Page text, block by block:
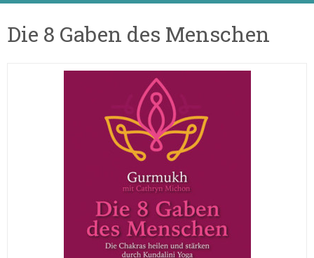
Die 8 Gaben des Menschen